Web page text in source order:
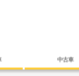
中古車